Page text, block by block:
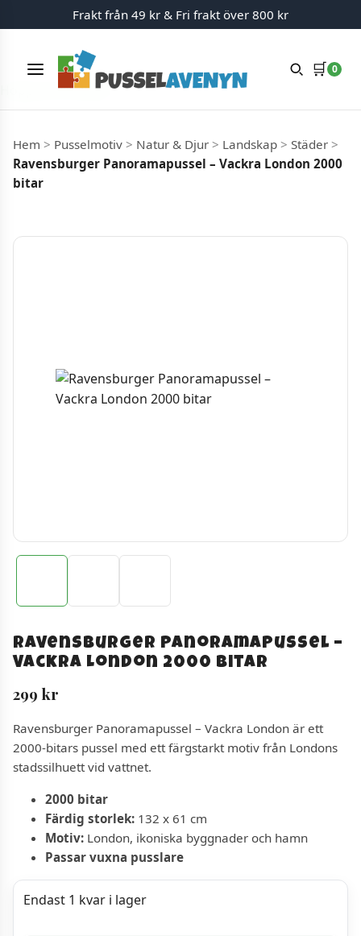
Hoppa till innehåll
Frakt från 49 kr & Fri frakt över 800 kr
Meny 🛒 0
Hem > Pusselmotiv > Natur & Djur > Landskap > Städer >
Ravensburger Panoramapussel – Vackra London 2000
bitar
Ravensburger Panoramapussel –
Vackra London 2000 bitar
299 kr
Ravensburger Panoramapussel – Vackra London är ett
2000-bitars pussel med ett färgstarkt motiv från Londons
stadssilhuett vid vattnet.
2000 bitar
Färdig storlek: 132 x 61 cm
Motiv: London, ikoniska byggnader och hamn
Passar vuxna pusslare
Endast 1 kvar i lager